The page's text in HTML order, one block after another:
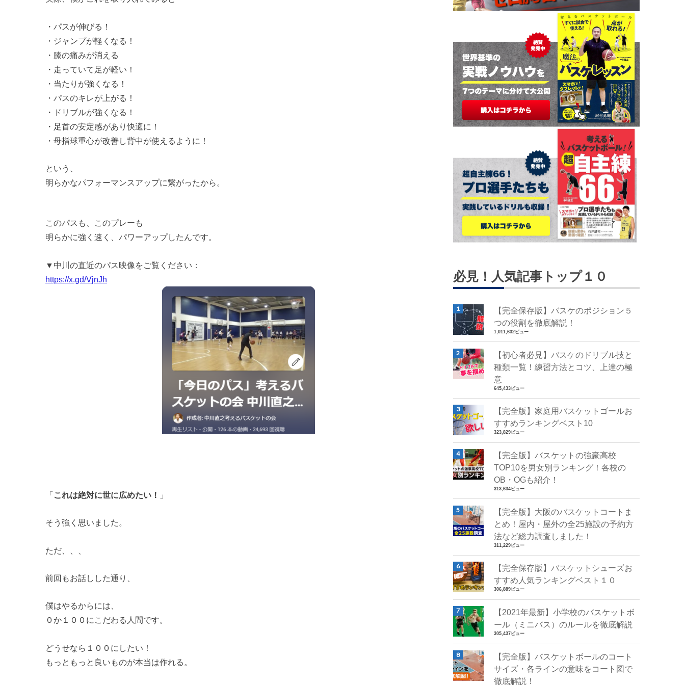
・パスが伸びる！
・ジャンプが軽くなる！
・膝の痛みが消える
・走っていて足が軽い！
・当たりが強くなる！
・パスのキレが上がる！
・ドリブルが強くなる！
・足首の安定感があり快適に！
・母指球重心が改善し背中が使えるように！
という、
明らかなパフォーマンスアップに繋がったから。
このパスも、このプレーも
明らかに強く速く、パワーアップしたんです。
▼中川の直近のパス映像をご覧ください：
https://x.gd/VjnJh
「これは絶対に世に広めたい！ 」
そう強く思いました。
ただ、、、
前回もお話しした通り、
僕はやるからには、
０か１００にこだわる人間です。
どうせなら１００にしたい！
もっともっと良いものが本当は作れる。
必見！人気記事トップ１０
【完全保存版】バスケのポジション５
つの役割を徹底解説！
1,011,632ビュー
【初心者必見】バスケのドリブル技と
種類一覧！練習方法とコツ、上達の極
意
645,433ビュー
【完全版】家庭用バスケットゴールお
すすめランキングベスト10
323,829ビュー
【完全版】バスケットの強豪高校
TOP10を男女別ランキング！各校の
OB・OGも紹介！
313,634ビュー
【完全版】大阪のバスケットコートま
とめ！屋内・屋外の全25施設の予約方
法など総力調査しました！
311,229ビュー
【完全保存版】バスケットシューズお
すすめ人気ランキングベスト１０
306,889ビュー
【2021年最新】小学校のバスケットボ
ール（ミニバス）のルールを徹底解説
305,437ビュー
【完全版】バスケットボールのコート
サイズ・各ラインの意味をコート図で
徹底解説！